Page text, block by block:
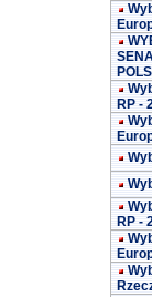
RP -
RP -